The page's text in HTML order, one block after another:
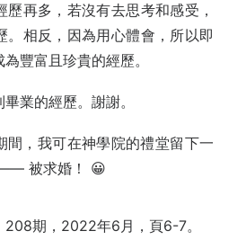
再多，若沒有去思考和感受，
。相反，因為用心體會，所以即
豐富且珍貴的經歷。
業的經歷。謝謝。
間，我可在神學院的禮堂留下一
被求婚！ 😀
208期，2022年6月，頁6-7。